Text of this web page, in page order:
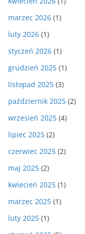
marzec 2026 (1)
luty 2026 (1)
styczeń 2026 (1)
grudzień 2025 (1)
listopad 2025 (3)
październik 2025 (2)
wrzesień 2025 (4)
lipiec 2025 (2)
czerwiec 2025 (2)
maj 2025 (2)
kwiecień 2025 (1)
marzec 2025 (1)
luty 2025 (1)